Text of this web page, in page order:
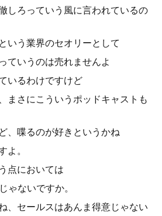
しろっていう風に言われているの
いう業界のセオリーとして
ていうのは売れませんよ
いるわけですけど
まさにこういうポッドキャストも
、喋るのが好きというかね
よ。
点においては
ゃないですか。
、セールスはあんま得意じゃない